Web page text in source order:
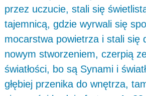
przez uczucie, stali się
tajemnicą, gdzie wyrwali się
mocarstwa powietrza i stali się
nowym stworzeniem, czerpią
światłości, bo są Synami i
głębiej przenika do wnętrza,